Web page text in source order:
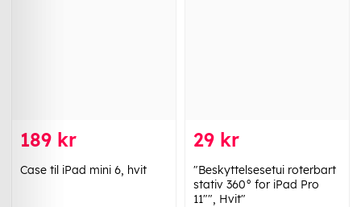
189 kr
Case til iPad mini 6, hvit
29 kr
"Beskyttelsesetui roterbart
stativ 360° for iPad Pro
11"", Hvit"